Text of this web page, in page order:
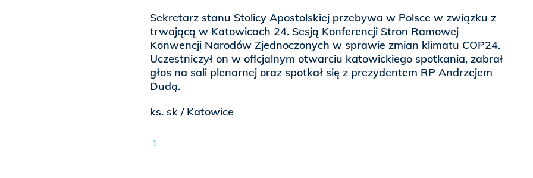
Sekretarz stanu Stolicy Apostolskiej przebywa w Polsce w związku z
trwającą w Katowicach 24. Sesją Konferencji Stron Ramowej
Konwencji Narodów Zjednoczonych w sprawie zmian klimatu COP24.
Uczestniczył on w oficjalnym otwarciu katowickiego spotkania, zabrał
głos na sali plenarnej oraz spotkał się z prezydentem RP Andrzejem
Dudą.
ks. sk / Katowice
1